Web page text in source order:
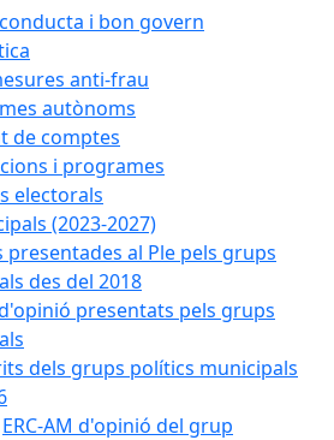
i bon govern
anti-frau
autònoms
de comptes
i programes
electorals
(2023-2027)
presentades al Ple pels grups
des del 2018
presentats pels grups
dels grups polítics municipals
ERC-AM d'opinió del grup